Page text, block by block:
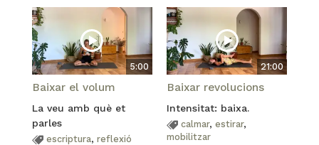
5:00
Baixar el volum
La veu amb què et
parles
escriptura, reflexió
21:00
Baixar revolucions
Intensitat: baixa.
calmar, estirar,
mobilitzar